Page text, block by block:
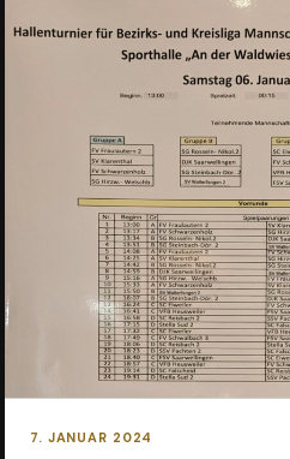
7. JANUAR 2024